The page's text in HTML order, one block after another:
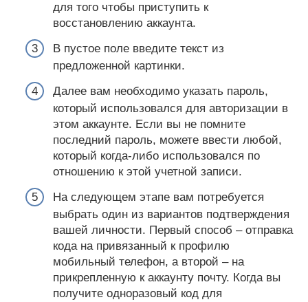
для того чтобы приступить к
восстановлению аккаунта.
В пустое поле введите текст из
предложенной картинки.
Далее вам необходимо указать пароль,
который использовался для авторизации в
этом аккаунте. Если вы не помните
последний пароль, можете ввести любой,
который когда-либо использовался по
отношению к этой учетной записи.
На следующем этапе вам потребуется
выбрать один из вариантов подтверждения
вашей личности. Первый способ – отправка
кода на привязанный к профилю
мобильный телефон, а второй – на
прикрепленную к аккаунту почту. Когда вы
получите одноразовый код для